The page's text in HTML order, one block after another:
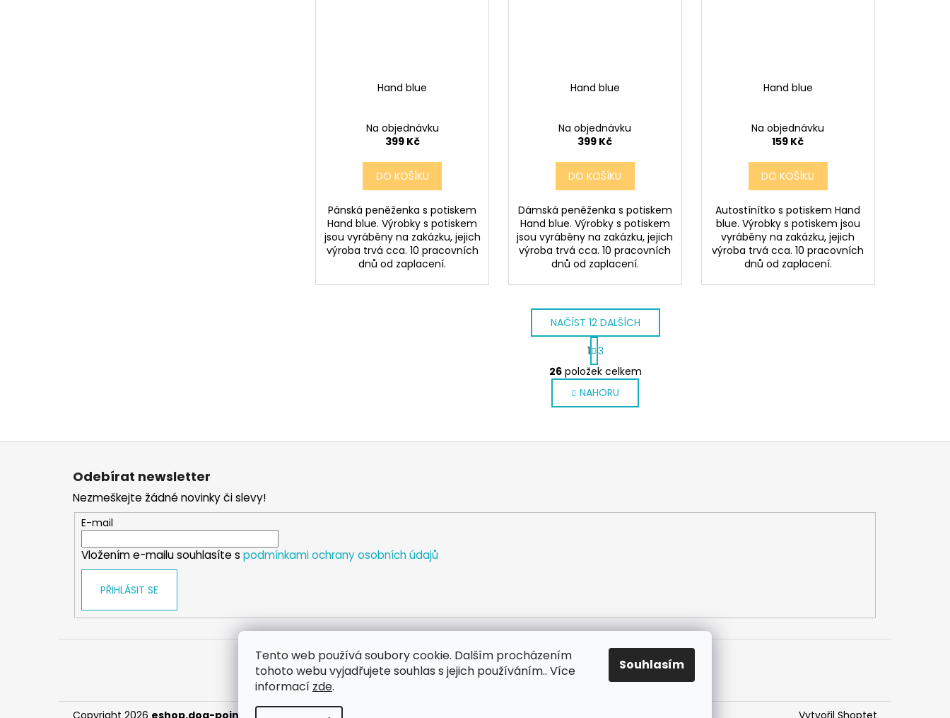
Tento web používá soubory cookie. Dalším procházením
tohoto webu vyjadřujete souhlas s jejich používáním.. Více
informací zde.
Souhlasím
Hand blue
Na objednávku
399 Kč
DO KOŠÍKU
Pánská peněženka s potiskem
Hand blue. Výrobky s potiskem
jsou vyráběny na zakázku, jejich
výroba trvá cca. 10 pracovních
dnů od zaplacení.
Hand blue
Na objednávku
399 Kč
DO KOŠÍKU
Dámská peněženka s potiskem
Hand blue. Výrobky s potiskem
jsou vyráběny na zakázku, jejich
výroba trvá cca. 10 pracovních
dnů od zaplacení.
Hand blue
Na objednávku
159 Kč
DO KOŠÍKU
Autostínítko s potiskem Hand
blue. Výrobky s potiskem jsou
vyráběny na zakázku, jejich
výroba trvá cca. 10 pracovních
dnů od zaplacení.
O
v
l
á
a
i
s
NAČÍST 12 DALŠÍCH
S
t
r
á
n
k
1 3
26položek celkem
NAHORU
Z
Odebírat newsletter
Nezmeškejte žádné novinky či slevy!
E-mail
Vložením e-mailu souhlasíte s podmínkami ochrany osobních údajů
PŘIHLÁSIT SE
WEB FACEBOOK INSTAGRAM YOUTUBE